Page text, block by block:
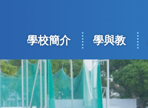
Main
navigation
學校簡介 學與教